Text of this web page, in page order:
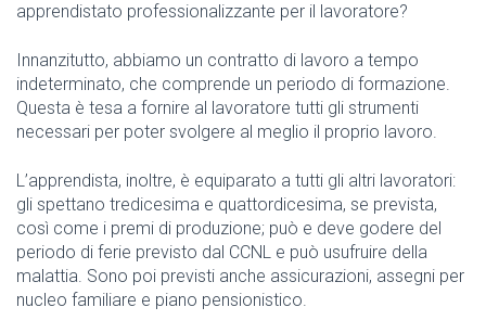
apprendistato professionalizzante per il lavoratore?
Innanzitutto, abbiamo un contratto di lavoro a tempo
indeterminato, che comprende un periodo di formazione.
Questa è tesa a fornire al lavoratore tutti gli strumenti
necessari per poter svolgere al meglio il proprio lavoro.
L’apprendista, inoltre, è equiparato a tutti gli altri lavoratori:
gli spettano tredicesima e quattordicesima, se prevista,
così come i premi di produzione; può e deve godere del
periodo di ferie previsto dal CCNL e può usufruire della
malattia. Sono poi previsti anche assicurazioni, assegni per
nucleo familiare e piano pensionistico.